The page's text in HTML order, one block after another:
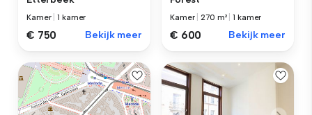
Kamer |1 kamer
€ 750 Bekijk meer
Kamer |270 m² |1 kamer
€ 600 Bekijk meer